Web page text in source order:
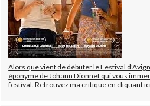
Alors que vient de débuter le Festival
éponyme de Johann Dionnet qui vous
festival. Retrouvez ma critique en cliquant